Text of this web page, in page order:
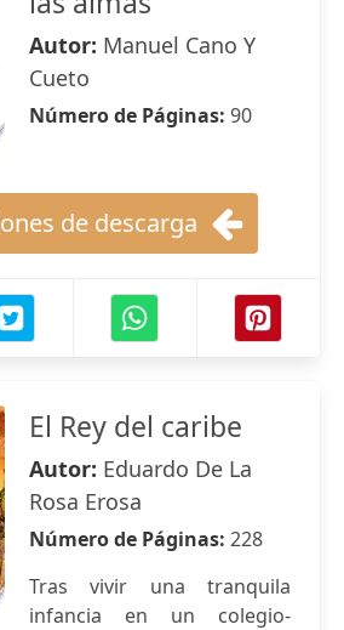
Autor: Manuel Cano Y
Cueto
Número de Páginas: 90
de descarga
El Rey del caribe
Autor: Eduardo De La
Rosa Erosa
Número de Páginas: 228
Tras vivir una tranquila
infancia en un colegio-